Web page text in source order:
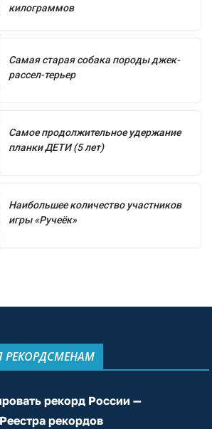
килограммов
Самая старая собака породы джек-
рассел-терьер
Самое продолжительное удержание
планки ДЕТИ (5 лет)
Наибольшее количество участников
игры «Ручеёк»
рекорд России —
рекордов